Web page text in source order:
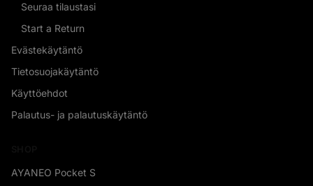
Seuraa tilaustasi
Start a Return
Evästekäytäntö
Tietosuojakäytäntö
Käyttöehdot
Palautus- ja palautuskäytäntö
AYANEO Pocket S